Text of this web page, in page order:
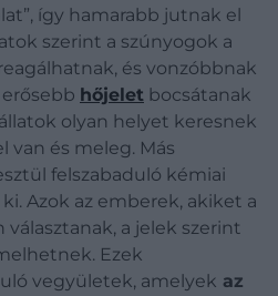
így hamarabb jutnak el
szerint a szúnyogok a
és vonzóbbnak
hőjelet bocsátanak
olyan helyet keresnek
van és meleg. Más
felszabaduló kémiai
Azok az emberek, akiket a
a jelek szerint
Ezek
vegyületek, amelyek az